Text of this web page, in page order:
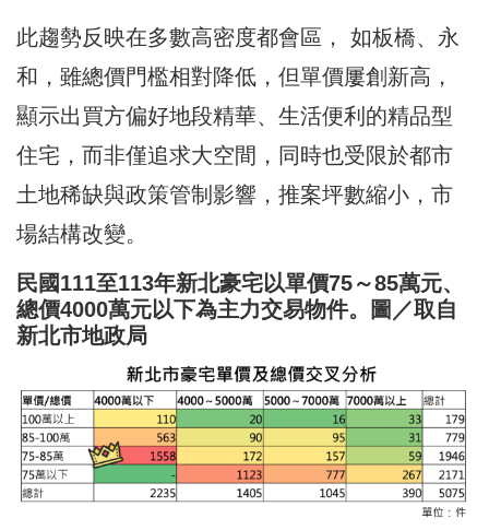
此趨勢反映在多數高密度都會區， 如板橋、永
和，雖總價門檻相對降低，但單價屢創新高，
顯示出買方偏好地段精華、生活便利的精品型
住宅，而非僅追求大空間，同時也受限於都市
土地稀缺與政策管制影響，推案坪數縮小，市
場結構改變。
民國111至113年新北豪宅以單價75～85萬元、
總價4000萬元以下為主力交易物件。圖／取自
新北市地政局